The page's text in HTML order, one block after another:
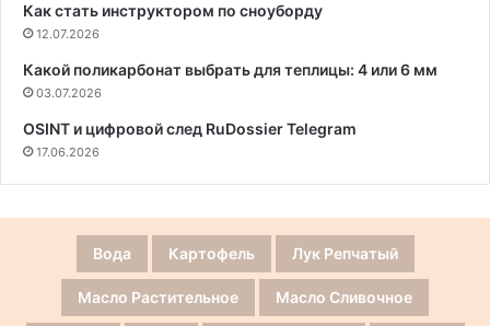
Как стать инструктором по сноуборду
12.07.2026
Какой поликарбонат выбрать для теплицы: 4 или 6 мм
03.07.2026
OSINT и цифровой след RuDossier Telegram
17.06.2026
Вода Картофель Лук Репчатый
Масло Растительное Масло Сливочное